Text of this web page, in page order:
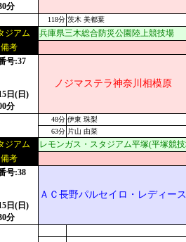
分
118分 茨木 美都葉
ジアム
兵庫県三木総合防災公園陸上競技場
備考
号:37
日(日)
分
ノジマステラ神奈川相模原
48分 伊東 珠梨
63分 片山 由菜
ジアム
レモンガス・スタジアム平塚(平塚競
備考
号:38
日(日)
分
ＡＣ長野パルセイロ・レディース